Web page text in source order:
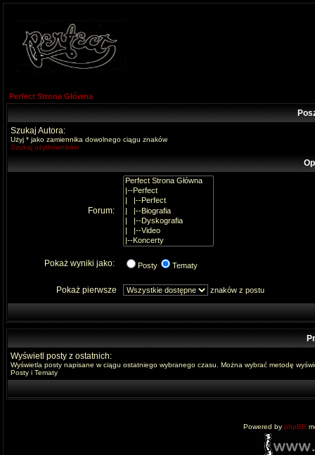
Perfect Strona Główna
Szukaj Autora:
Użyj * jako zamiennika dowolnego ciągu znaków
Szukaj użytkowników
Forum:
Pokaż wyniki jako: Posty Tematy
Pokaż pierwsze znaków z postu
Wyświetl posty z ostatnich:
Wyświetla posty napisane w ciągu ostatniego wybranego czasu. Można wybrać metodę
Posty i Tematy
Powered by phpBB